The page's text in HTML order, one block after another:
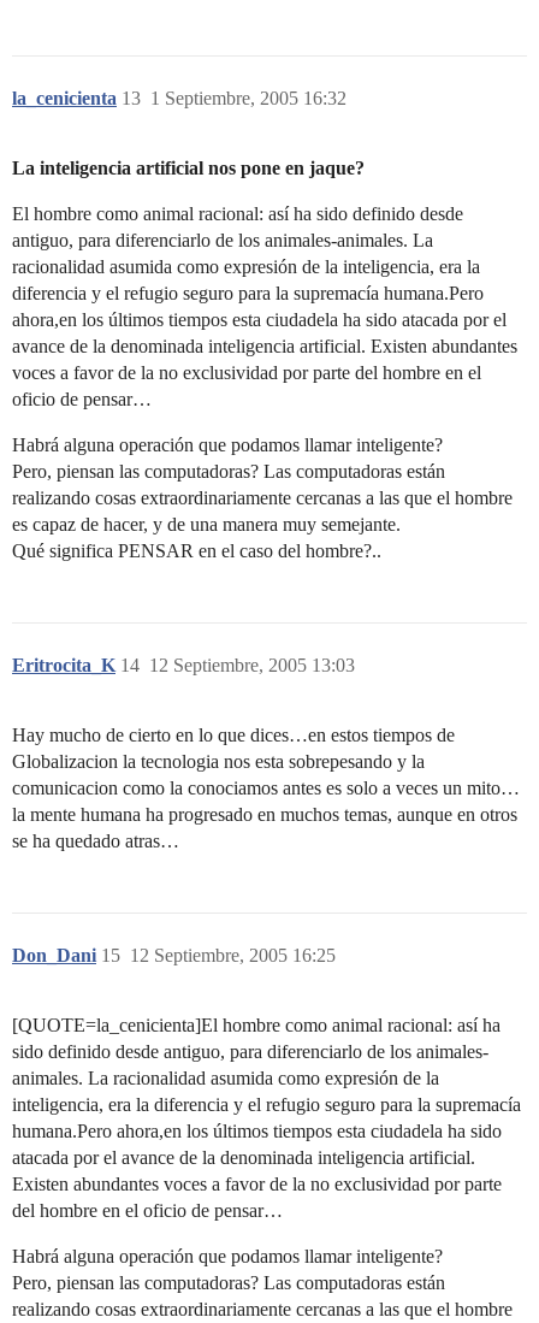
la_cenicienta 1 Septiembre, 2005 16:32
13
La inteligencia artificial nos pone en jaque?
El hombre como animal racional: así ha sido definido desde
antiguo, para diferenciarlo de los animales-animales. La
racionalidad asumida como expresión de la inteligencia, era la
diferencia y el refugio seguro para la supremacía humana.Pero
ahora,en los últimos tiempos esta ciudadela ha sido atacada por el
avance de la denominada inteligencia artificial. Existen abundantes
voces a favor de la no exclusividad por parte del hombre en el
oficio de pensar…
Habrá alguna operación que podamos llamar inteligente?
Pero, piensan las computadoras? Las computadoras están
realizando cosas extraordinariamente cercanas a las que el hombre
es capaz de hacer, y de una manera muy semejante.
Qué significa PENSAR en el caso del hombre?..
Eritrocita_K 12 Septiembre, 2005 13:03
14
Hay mucho de cierto en lo que dices…en estos tiempos de
Globalizacion la tecnologia nos esta sobrepesando y la
comunicacion como la conociamos antes es solo a veces un mito…
la mente humana ha progresado en muchos temas, aunque en otros
se ha quedado atras…
Don_Dani 12 Septiembre, 2005 16:25
15
[QUOTE=la_cenicienta]El hombre como animal racional: así ha
sido definido desde antiguo, para diferenciarlo de los animales-
animales. La racionalidad asumida como expresión de la
inteligencia, era la diferencia y el refugio seguro para la supremacía
humana.Pero ahora,en los últimos tiempos esta ciudadela ha sido
atacada por el avance de la denominada inteligencia artificial.
Existen abundantes voces a favor de la no exclusividad por parte
del hombre en el oficio de pensar…
Habrá alguna operación que podamos llamar inteligente?
Pero, piensan las computadoras? Las computadoras están
realizando cosas extraordinariamente cercanas a las que el hombre